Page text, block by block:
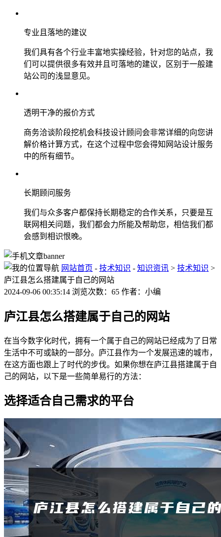
专业且落地的建议
我们具有各个行业丰富地实操经验，针对您的站点，我
们可以提供很多有效并且可落地的建议，区别于一般建
站公司的浅显意见。
透明干净的报价方式
商务洽谈阶段挖机会科技设计顾问会非常详细的向您讲
解价格计算方式，在这个过程中您会得知网站设计服务
中的所有细节。
长期顾问服务
我们与众多客户都保持长期稳定的合作关系，只要是互
联网相关问题，我们都会力所能及帮助您，相信我们都
会感到相识恨晚。
网站首页 - 技术知识 - 知识资讯 > 技术知识 >
庐江县怎么搭建属于自己的网站
2024-09-06 00:35:14 浏览次数：65 作者：小编
庐江县怎么搭建属于自己的网站
在当今数字化时代，拥有一个属于自己的网站已经成为了日常
生活中不可或缺的一部分。庐江县作为一个发展迅速的城市，
在这方面也跟上了时代的步伐。如果你想在庐江县搭建属于自
己的网站，以下是一些简单易行的方法：
选择适合自己需求的平台